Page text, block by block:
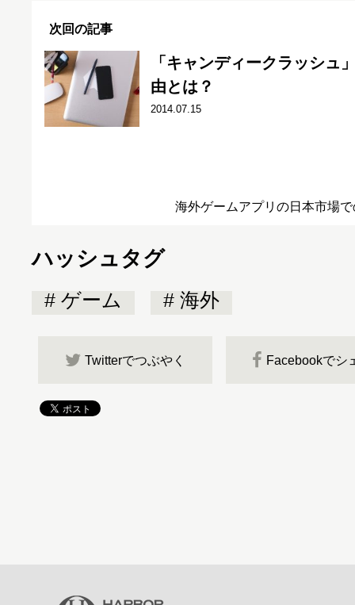
次回の記事
「キャンディークラッシュ
由とは？
2014.07.15
海外ゲームアプリの日本市場
ハッシュタグ
ゲーム 海外
Twitterでつぶやく Facebookでシ